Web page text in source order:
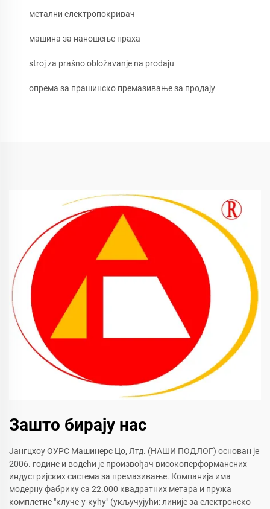
метални електропокривач
машина за наношење праха
stroj za prašno obložavanje na prodaju
опрема за прашинско премазивање за продају
Зашто бирају нас
Јангцхоу ОУРС Машинерс Цо, Лтд. (НАШИ ПОДЛОГ) основан је
2006. године и водећи је произвођач високоперформансних
индустријских система за премазивање. Компанија има
модерну фабрику са 22.000 квадратних метара и пружа
комплетне "клуче-у-кућу" (укључујући: линије за електронско